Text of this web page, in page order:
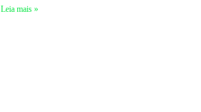
Leia mais »